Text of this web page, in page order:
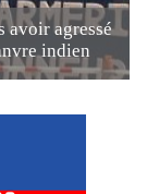
avoir agressé
indien